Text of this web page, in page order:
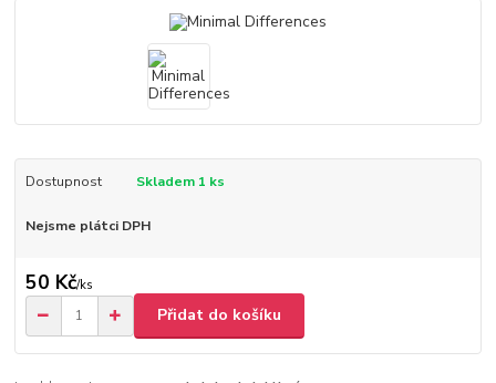
Dostupnost Skladem 1 ks
Nejsme plátci DPH
50 Kč/ks
Přidat do košíku